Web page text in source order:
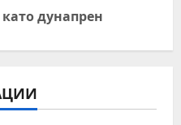
дунапрен